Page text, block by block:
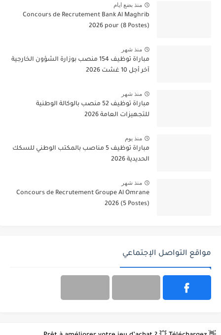
منذ بضع ايام
Concours de Recrutement Bank Al Maghrib
2026 pour (8 Postes)
منذ شهر
مباراة توظيف 154 منصب بوزارة الشؤون الخارجية
آخر أجل 10 غشت 2026
منذ شهر
مباراة توظيف 52 منصب بالوكالة الوطنية
للتجهيزات العامة 2026
منذ يوم
مباراة توظيف 5 مناصب بالمكتب الوطني للسكك
الحديدية 2026
منذ شهر
Concours de Recrutement Groupe Al Omrane
2026 (5 Postes)
مواقع التواصل الإجتماعي